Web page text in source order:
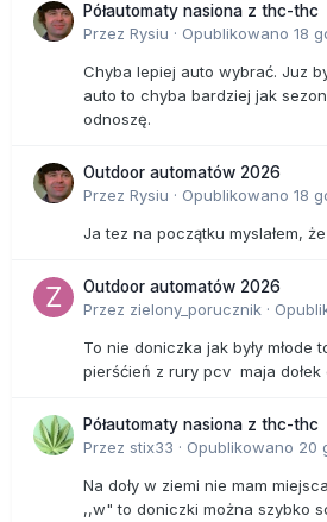
Półautomaty nasiona z thc-thc
Przez Rysiu · Opublikowano 18
Chyba lepiej auto wybrać. Juz by
auto to chyba bardziej jak
odnoszę.
Outdoor automatów 2026
Przez Rysiu · Opublikowano 18
Ja tez na początku myslałem,
Outdoor automatów 2026
Przez zielony_porucznik ·
To nie doniczka jak były młode
pierśćień z rury pcv maja dołek
Półautomaty nasiona z thc-thc
Przez stix33 · Opublikowano 20
Na doły w ziemi nie mam
,,w" to doniczki można szybko